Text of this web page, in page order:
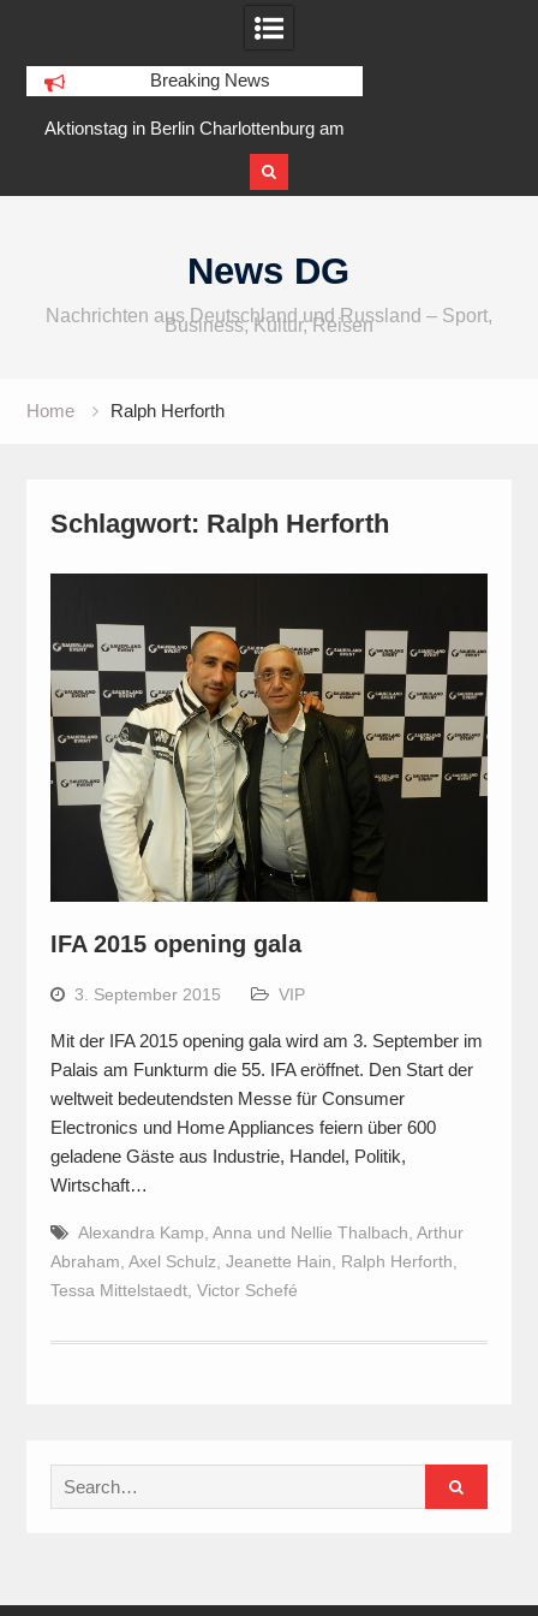
Breaking News
Aktionstag in Berlin Charlottenburg am
5 August 2026 am Goslarer Ufer
News DG
Nachrichten aus Deutschland und Russland – Sport,
Business, Kultur, Reisen
Home Ralph Herforth
Schlagwort: Ralph Herforth
IFA 2015 opening gala
3. September 2015 VIP
Mit der IFA 2015 opening gala wird am 3. September im
Palais am Funkturm die 55. IFA eröffnet. Den Start der
weltweit bedeutendsten Messe für Consumer
Electronics und Home Appliances feiern über 600
geladene Gäste aus Industrie, Handel, Politik,
Wirtschaft…
Alexandra Kamp, Anna und Nellie Thalbach, Arthur
Abraham, Axel Schulz, Jeanette Hain, Ralph Herforth,
Tessa Mittelstaedt, Victor Schefé
Search
for: